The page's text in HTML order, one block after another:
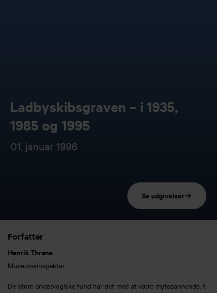
Ladbyskibsgraven – i 1935,
1985 og 1995
01. januar 1996
Se udgivelser
Forfatter
Henrik Thrane
Museumsinspektør
De store arkæologiske fund har det med at være mytedannende, f.